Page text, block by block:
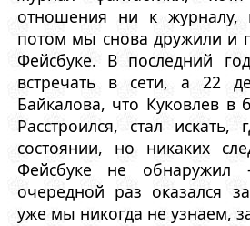
отношения ни к журналу,
потом мы снова дружили и
Фейсбуке. В последний
встречать в сети, а 22
Байкалова, что Куковлев в
Расстроился, стал искать,
состоянии, но никаких
Фейсбуке не
очередной раз оказался
уже мы никогда не узнаем,